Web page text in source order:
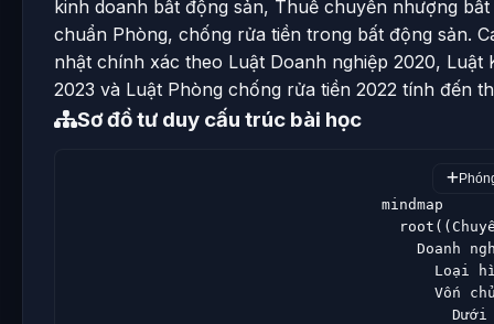
kinh doanh bất động sản, Thuế chuyển nhượng
chuẩn Phòng, chống rửa tiền trong bất động sản.
nhật chính xác theo Luật Doanh nghiệp 2020, Luật
2023 và Luật Phòng chống rửa tiền 2022 tính đến
Sơ đồ tư duy cấu trúc bài học
                                mindmap
Doanh
Loại
Vốn
Dưới